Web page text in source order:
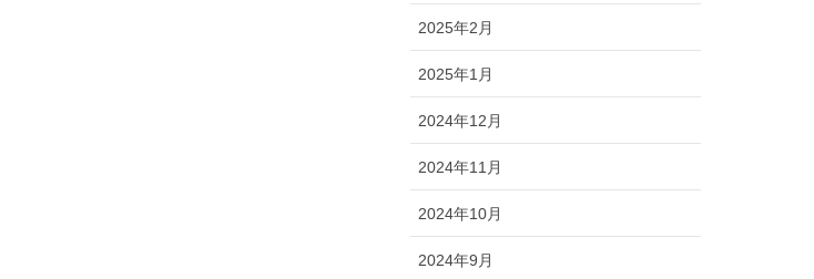
2025年2月
2025年1月
2024年12月
2024年11月
2024年10月
2024年9月